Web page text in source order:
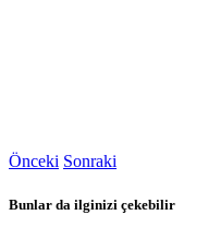
Önceki Sonraki
Bunlar da ilginizi çekebilir